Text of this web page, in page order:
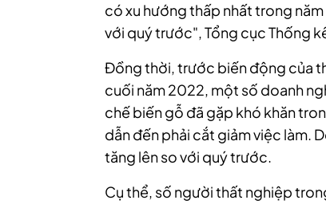
có xu hướng thấp nhất trong
với quý trước", Tổng cục Thống
Đồng thời, trước biến động của
cuối năm 2022, một số doanh
chế biến gỗ đã gặp khó khăn
dẫn đến phải cắt giảm việc làm.
tăng lên so với quý trước.
Cụ thể, số người thất nghiệp